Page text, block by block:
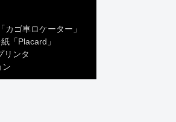
ゴ車ロケーター」
「Placard」
リンタ
ン